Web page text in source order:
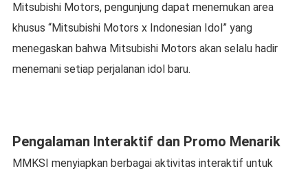
Mitsubishi Motors, pengunjung dapat menemukan area
khusus “Mitsubishi Motors x Indonesian Idol” yang
menegaskan bahwa Mitsubishi Motors akan selalu hadir
menemani setiap perjalanan idol baru.
Pengalaman Interaktif dan Promo Menarik
MMKSI menyiapkan berbagai aktivitas interaktif untuk